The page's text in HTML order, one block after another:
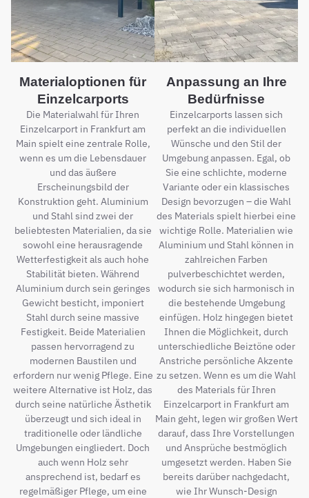
Materialoptionen für
Einzelcarports
Die Materialwahl für Ihren
Einzelcarport in Frankfurt am
Main spielt eine zentrale Rolle,
wenn es um die Lebensdauer
und das äußere
Erscheinungsbild der
Konstruktion geht. Aluminium
und Stahl sind zwei der
beliebtesten Materialien, da sie
sowohl eine herausragende
Wetterfestigkeit als auch hohe
Stabilität bieten. Während
Aluminium durch sein geringes
Gewicht besticht, imponiert
Stahl durch seine massive
Festigkeit. Beide Materialien
passen hervorragend zu
modernen Baustilen und
erfordern nur wenig Pflege. Eine
weitere Alternative ist Holz, das
durch seine natürliche Ästhetik
überzeugt und sich ideal in
traditionelle oder ländliche
Umgebungen eingliedert. Doch
auch wenn Holz sehr
ansprechend ist, bedarf es
regelmäßiger Pflege, um eine
Anpassung an Ihre
Bedürfnisse
Einzelcarports lassen sich
perfekt an die individuellen
Wünsche und den Stil der
Umgebung anpassen. Egal, ob
Sie eine schlichte, moderne
Variante oder ein klassisches
Design bevorzugen – die Wahl
des Materials spielt hierbei eine
wichtige Rolle. Materialien wie
Aluminium und Stahl können in
zahlreichen Farben
pulverbeschichtet werden,
wodurch sie sich harmonisch in
die bestehende Umgebung
einfügen. Holz hingegen bietet
Ihnen die Möglichkeit, durch
unterschiedliche Beiztöne oder
Anstriche persönliche Akzente
zu setzen. Wenn es um die Wahl
des Materials für Ihren
Einzelcarport in Frankfurt am
Main geht, legen wir großen Wert
darauf, dass Ihre Vorstellungen
und Ansprüche bestmöglich
umgesetzt werden. Haben Sie
bereits darüber nachgedacht,
wie Ihr Wunsch-Design